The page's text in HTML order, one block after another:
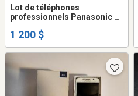
Lot de téléphones
professionnels Panasonic et
1 200 $